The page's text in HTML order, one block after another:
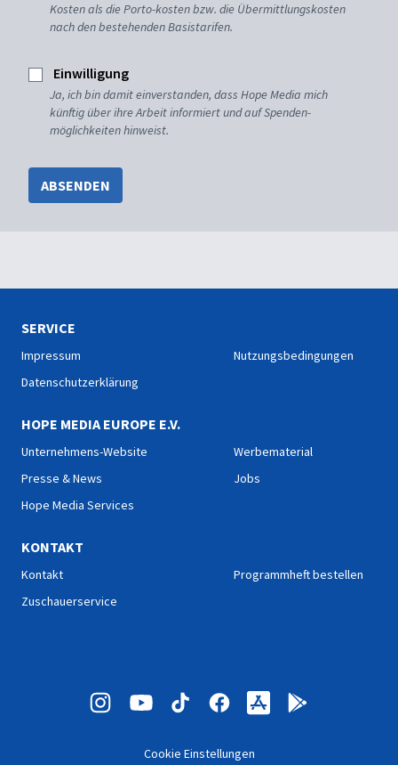
Kosten als die Porto-kosten bzw. die Übermittlungskosten
nach den bestehenden Basistarifen.
Einwilligung
Ja, ich bin damit einverstanden, dass Hope Media mich
künftig über ihre Arbeit informiert und auf Spenden-
möglichkeiten hinweist.
ABSENDEN
SERVICE
Impressum
Datenschutzerklärung
Nutzungsbedingungen
HOPE MEDIA EUROPE E.V.
Unternehmens-Website
Presse & News
Hope Media Services
Werbematerial
Jobs
KONTAKT
Kontakt
Zuschauerservice
Programmheft bestellen
Cookie Einstellungen